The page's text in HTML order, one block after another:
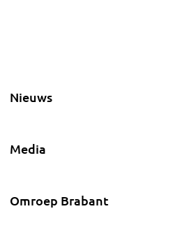
Nieuws
Media
Omroep Brabant